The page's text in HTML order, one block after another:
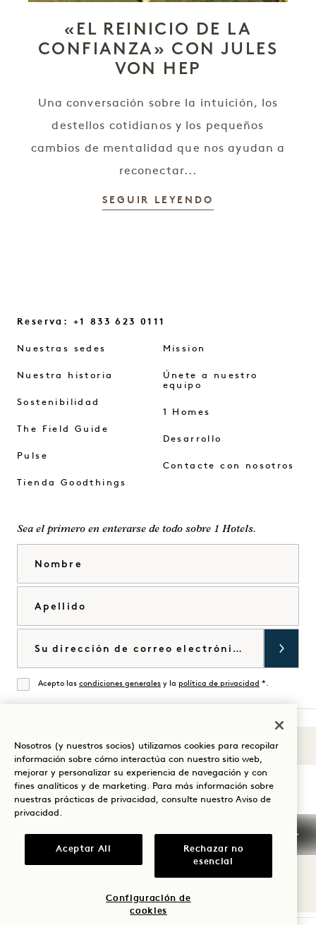
«EL REINICIO DE LA
CONFIANZA» CON JULES
VON HEP
Una conversación sobre la intuición, los
destellos cotidianos y los pequeños
cambios de mentalidad que nos ayudan a
reconectar...
SEGUIR LEYENDO
Sonidos de 1
Reserva: +1 833 623 0111
Nuestras sedes
Nuestra historia
Sostenibilidad
The Field Guide
Pulse
Tienda Goodthings
Mission
Únete a nuestro
equipo
1 Homes
Desarrollo
Contacte con nosotros
Sea el primero en enterarse de todo sobre 1 Hotels.
De acuerdo
Acepto las condiciones generales y la política de privacidad *.
Visita
1
Hotels
Visita
1
Hotels
Visite
1
Hotels
1
Hotels
Visite
1
Hotels
Visita
1
Hotels
Guíe su estancia
Condiciones generales
Confidencialidad
Accesibilidad
Condiciones de Mission
Cookie Settings
Nosotros (y nuestros socios) utilizamos cookies para recopilar
información sobre cómo interactúa con nuestro sitio web,
mejorar y personalizar su experiencia de navegación y con
fines analíticos y de marketing. Para más información sobre
nuestras prácticas de privacidad, consulte nuestro Aviso de
privacidad .
Aceptar All
Rechazar no
esencial
Configuración de
cookies